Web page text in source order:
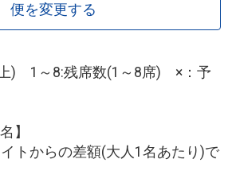
便を変更する
) 1～8:残席数(1～8席) ×：予
】
トからの差額(大人1名あたり)で